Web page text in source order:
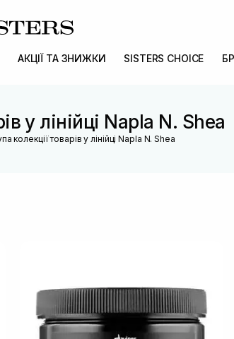
АКЦІЇ ТА ЗНИЖКИ SISTERS CHOICE
у лінійці Napla N. Shea
колекції товарів у лінійці Napla N. Shea